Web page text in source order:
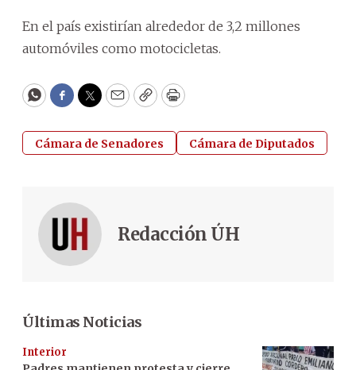
En el país existirían alrededor de 3,2 millones
automóviles como motocicletas.
WhatsApp
Facebook
Twitter
EmailCopyPrint
Cámara de Senadores Cámara de Diputados
Redacción ÚH
Últimas Noticias
Interior